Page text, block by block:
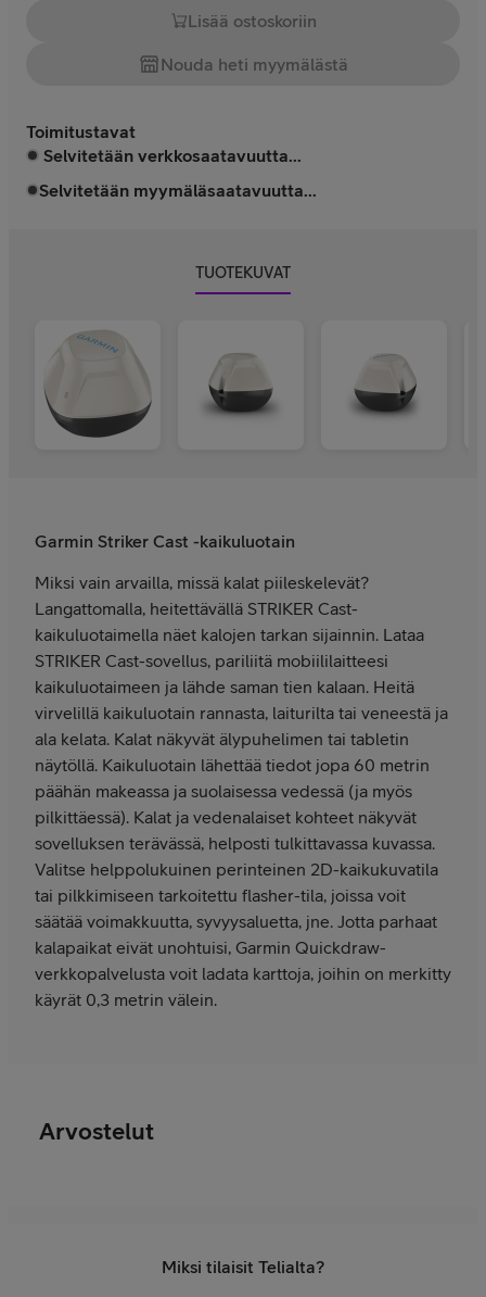
Lisää ostoskoriin
Nouda heti myymälästä
Toimitustavat
Selvitetään verkkosaatavuutta...
Selvitetään myymäläsaatavuutta...
TUOTEKUVAT
Garmin Striker Cast -kaikuluotain
Miksi vain arvailla, missä kalat piileskelevät?
Langattomalla, heitettävällä STRIKER Cast-
kaikuluotaimella näet kalojen tarkan sijainnin. Lataa
STRIKER Cast-sovellus, pariliitä mobiililaitteesi
kaikuluotaimeen ja lähde saman tien kalaan. Heitä
virvelillä kaikuluotain rannasta, laiturilta tai veneestä ja
ala kelata. Kalat näkyvät älypuhelimen tai tabletin
näytöllä. Kaikuluotain lähettää tiedot jopa 60 metrin
päähän makeassa ja suolaisessa vedessä (ja myös
pilkittäessä). Kalat ja vedenalaiset kohteet näkyvät
sovelluksen terävässä, helposti tulkittavassa kuvassa.
Valitse helppolukuinen perinteinen 2D-kaikukuvatila
tai pilkkimiseen tarkoitettu flasher-tila, joissa voit
säätää voimakkuutta, syvyysaluetta, jne. Jotta parhaat
kalapaikat eivät unohtuisi, Garmin Quickdraw-
verkkopalvelusta voit ladata karttoja, joihin on merkitty
käyrät 0,3 metrin välein.
Arvostelut
Miksi tilaisit Telialta?